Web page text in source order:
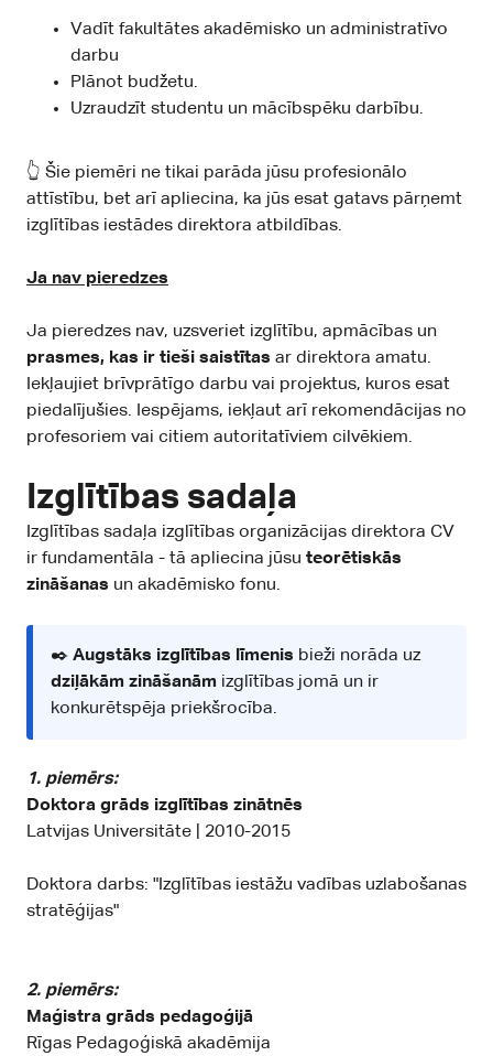
Vadīt fakultātes akadēmisko un administratīvo
darbu
Plānot budžetu.
Uzraudzīt studentu un mācībspēku darbību.
👆 Šie piemēri ne tikai parāda jūsu profesionālo
attīstību, bet arī apliecina, ka jūs esat gatavs pārņemt
izglītības iestādes direktora atbildības.
Ja nav pieredzes
Ja pieredzes nav, uzsveriet izglītību, apmācības un
prasmes, kas ir tieši saistītas ar direktora amatu.
Iekļaujiet brīvprātīgo darbu vai projektus, kuros esat
piedalījušies. Iespējams, iekļaut arī rekomendācijas no
profesoriem vai citiem autoritatīviem cilvēkiem.
Izglītības sadaļa
Izglītības sadaļa izglītības organizācijas direktora CV
ir fundamentāla - tā apliecina jūsu teorētiskās
zināšanas un akadēmisko fonu.
✒️ Augstāks izglītības līmenis bieži norāda uz
dziļākām zināšanām izglītības jomā un ir
konkurētspēja priekšrocība.
1. piemērs:
Doktora grāds izglītības zinātnēs
Latvijas Universitāte | 2010-2015
Doktora darbs: "Izglītības iestāžu vadības uzlabošanas
stratēģijas"
2. piemērs:
Maģistra grāds pedagoģijā
Rīgas Pedagoģiskā akadēmija